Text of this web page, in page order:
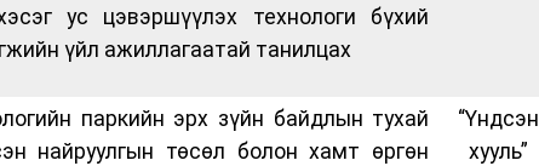
ус цэвэршүүлэх технологи бүхий
үйл ажиллагаатай танилцах
паркийн эрх зүйн байдлын тухай
найруулгын төсөл болон хамт өргөн
“Үндсэн
хууль”